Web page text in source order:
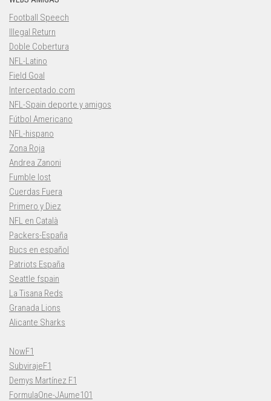
Football Speech
Illegal Return
Doble Cobertura
NFL-Latino
Field Goal
Interceptado.com
NFL-Spain deporte y amigos
Fútbol Americano
NFL-hispano
Zona Roja
Andrea Zanoni
Fumble lost
Cuerdas Fuera
Primero y Diez
NFL en Català
Packers-España
Bucs en español
Patriots España
Seattle fspain
La Tisana Reds
Granada Lions
Alicante Sharks
NowF1
SubvirajeF1
Demys Martínez F1
FormulaOne-JAume101